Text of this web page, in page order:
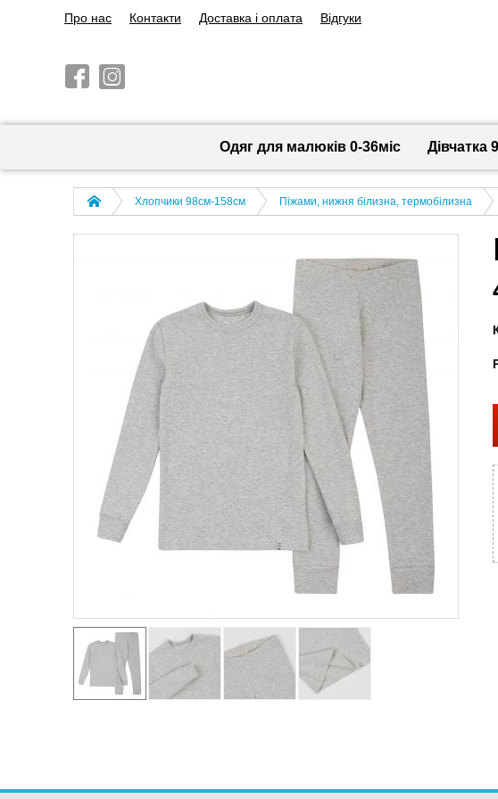
Про нас Контакти Доставка і оплата Відгуки
Одяг для малюків 0-36міс Дівчатка
Хлопчики 98см-158см Піжами, нижня білизна, термобілизна